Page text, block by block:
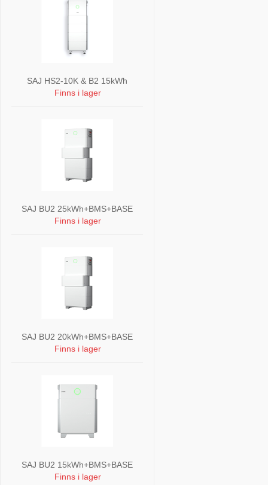
SAJ HS2-10K & B2 15kWh
Finns i lager
SAJ BU2 25kWh+BMS+BASE
Finns i lager
SAJ BU2 20kWh+BMS+BASE
Finns i lager
SAJ BU2 15kWh+BMS+BASE
Finns i lager